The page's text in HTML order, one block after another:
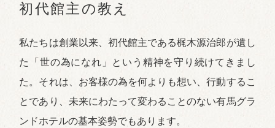
初代館主の教え
私たちは創業以来、初代館主である梶木源治郎が遺し
た「世の為になれ」という精神を守り続けてきまし
た。それは、お客様の為を何よりも想い、行動するこ
とであり、未来にわたって変わることのない有馬グラ
ンドホテルの基本姿勢でもあります。